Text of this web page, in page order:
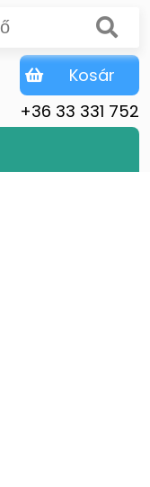
+36 33 331 752
Kosár